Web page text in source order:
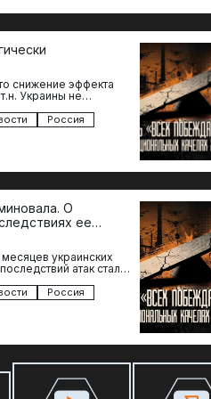
снижение эффекта
Украины не
что делать…
Россия
О
ее
украинских
атак стал
торговли не…
Россия